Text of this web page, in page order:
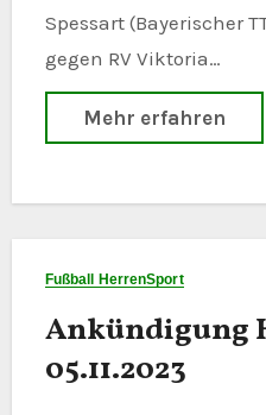
Spessart (Bayerischer
gegen RV Viktoria…
Mehr erfahren
Fußball HerrenSport
Ankündigung
05.11.2023